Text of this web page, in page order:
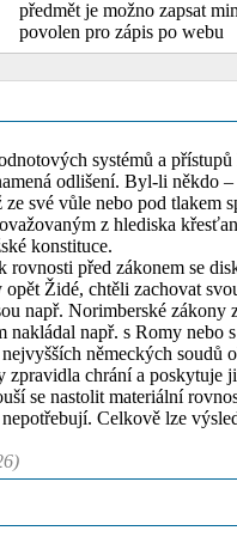
předmět je možno zapsat
povolen pro zápis po webu
systémů a
odlišení. Byl-li někdo
své vůle nebo pod
z hlediska
konstituce.
před zákonem se
Židé, chtěli zachovat
např. Norimberské
např. s Romy
německých soudů
chrání a
se nastolit materiální
Celkově lze